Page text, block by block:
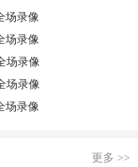
场录像
场录像
场录像
场录像
场录像
更多 >>